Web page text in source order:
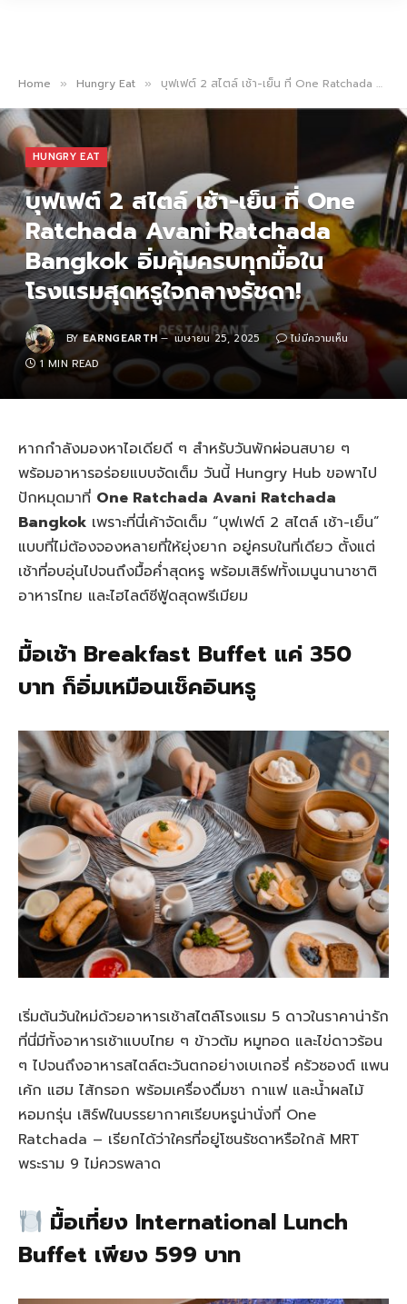
Home » Hungry Eat » บุฟเฟต์ 2 สไตล์ เช้า-เย็น ที่ One Ratchada Avani Ratchada Bangkok อิ่มคุ้มครบทุกมื้อในโรงแรมสุดหรูใจกลางรัชดา!
HUNGRY EAT
บุฟเฟต์ 2 สไตล์ เช้า-เย็น ที่ One
Ratchada Avani Ratchada
Bangkok อิ่มคุ้มครบทุกมื้อใน
โรงแรมสุดหรูใจกลางรัชดา!
BY EARNGEARTH เมษายน 25, 2025
ไม่มีความเห็น
1 MIN READ
หากกำลังมองหาไอเดียดี ๆ สำหรับวันพักผ่อนสบาย ๆ
พร้อมอาหารอร่อยแบบจัดเต็ม วันนี้ Hungry Hub ขอพาไป
ปักหมุดมาที่ One Ratchada Avani Ratchada
Bangkok เพราะที่นี่เค้าจัดเต็ม “บุฟเฟต์ 2 สไตล์ เช้า-เย็น”
แบบที่ไม่ต้องจองหลายที่ให้ยุ่งยาก อยู่ครบในที่เดียว ตั้งแต่
เช้าที่อบอุ่นไปจนถึงมื้อค่ำสุดหรู พร้อมเสิร์ฟทั้งเมนูนานาชาติ
อาหารไทย และไฮไลต์ซีฟู้ดสุดพรีเมียม
มื้อเช้า Breakfast Buffet แค่ 350
บาท ก็อิ่มเหมือนเช็คอินหรู
เริ่มต้นวันใหม่ด้วยอาหารเช้าสไตล์โรงแรม 5 ดาวในราคาน่ารัก
ที่นี่มีทั้งอาหารเช้าแบบไทย ๆ ข้าวต้ม หมูทอด และไข่ดาวร้อน
ๆ ไปจนถึงอาหารสไตล์ตะวันตกอย่างเบเกอรี่ ครัวซองต์ แพน
เค้ก แฮม ไส้กรอก พร้อมเครื่องดื่มชา กาแฟ และน้ำผลไม้
หอมกรุ่น เสิร์ฟในบรรยากาศเรียบหรูน่านั่งที่ One
Ratchada – เรียกได้ว่าใครที่อยู่โซนรัชดาหรือใกล้ MRT
พระราม 9 ไม่ควรพลาด
มื้อเที่ยง International Lunch
Buffet เพียง 599 บาท